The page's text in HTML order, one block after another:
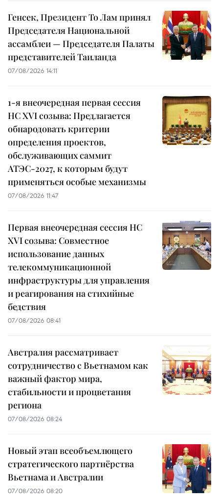
Генсек, Президент То Лам принял
Председателя Национальной
ассамблеи — Председателя Палаты
представителей Таиланда
07/08/2026 14:11
1-я внеочередная первая сессия
НС XVI созыва: Предлагается
обнародовать критерии
определения проектов,
обслуживающих саммит
АТЭС-2027, к которым будут
применяться особые механизмы
07/08/2026 11:47
Первая внеочередная сессия НС
XVI созыва: Совместное
использование данных
телекоммуникационной
инфраструктуры для управления
и реагирования на стихийные
бедствия
07/08/2026 08:41
Австралия рассматривает
сотрудничество с Вьетнамом как
важный фактор мира,
стабильности и процветания
региона
07/08/2026 08:24
Новый этап всеобъемлющего
стратегического партнёрства
Вьетнама и Австралии
07/08/2026 08:20